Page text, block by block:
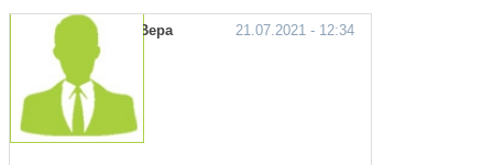
Главная
Отзывы о компании
Вера 21.07.2021 - 12:34